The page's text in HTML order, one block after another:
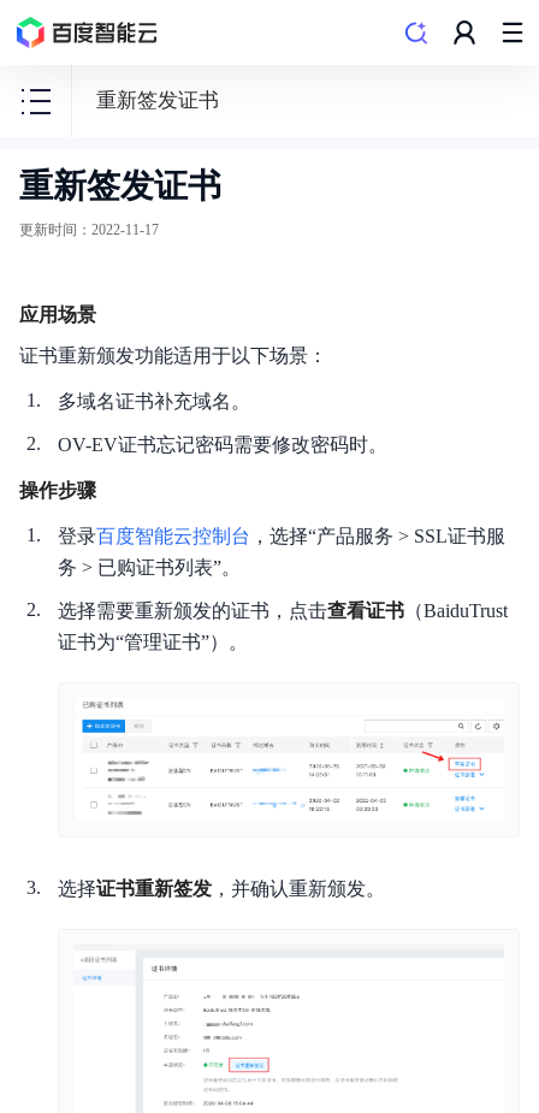
重新签发证书
SSL
证
务
CAS
产品动态
产品描述
产品定价
操作指南
证书相关概念
SSL证书安装指南
典型实践
重新签发证书
更新时间 ： 2022-11-17
应用场景
证书重新颁发功能适用于以下场景：
多域名证书补充域名。
OV-EV证书忘记密码需要修改密码时。
操作步骤
登录百度智能云控制台 ，选择“产品服务 > SSL证书服
务 > 已购证书列表”。
选择需要重新颁发的证书，点击查看证书 （BaiduTrust
证书为“管理证书”）。
选择证书重新签发 ，并确认重新颁发。